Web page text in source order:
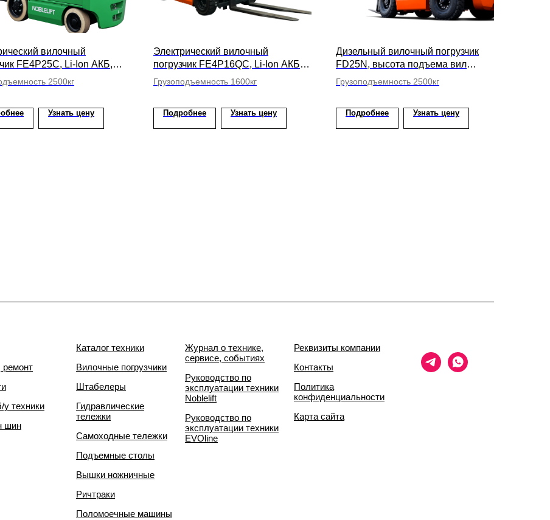
вилочный
FE4P25C, Li-Ion АКБ,
подъема вил 4000мм
2500кг
Узнать цену
Электрический вилочный
погрузчик FE4P16QC, Li-Ion АКБ,
высота подъема вил 5500мм
Грузоподъемность 1600кг
Подробнее Узнать цену
Дизельный вилочный погрузчик
FD25N, высота подъема вил
5500мм
Грузоподъемность 2500кг
Подробнее Узнать цену
ремонт
у техники
шин
Каталог техники
Вилочные погрузчики
Штабелеры
Гидравлические
тележки
Самоходные тележки
Подъемные столы
Вышки ножничные
Ричтраки
Поломоечные машины
Журнал о технике,
сервисе, событиях
Руководство по
эксплуатации техники
Noblelift
Руководство по
эксплуатации техники
EVOline
Реквизиты компании
Контакты
Политика
конфиденциальности
Карта сайта